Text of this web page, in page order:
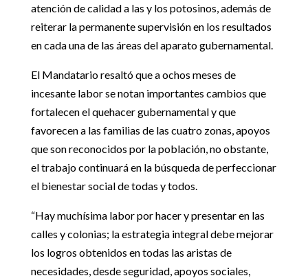
atención de calidad a las y los potosinos, además de
reiterar la permanente supervisión en los resultados
en cada una de las áreas del aparato gubernamental.
El Mandatario resaltó que a ochos meses de
incesante labor se notan importantes cambios que
fortalecen el quehacer gubernamental y que
favorecen a las familias de las cuatro zonas, apoyos
que son reconocidos por la población, no obstante,
el trabajo continuará en la búsqueda de perfeccionar
el bienestar social de todas y todos.
“Hay muchísima labor por hacer y presentar en las
calles y colonias; la estrategia integral debe mejorar
los logros obtenidos en todas las aristas de
necesidades, desde seguridad, apoyos sociales,